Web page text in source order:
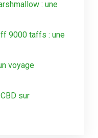
: une
9000 taffs : une
voyage
sur